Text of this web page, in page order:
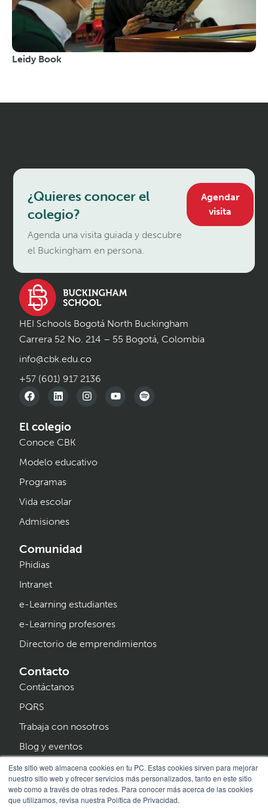
Este sitio web almacena cookies en tu PC. Estas cookies sirven para mejorar
nuestro sitio web y ofrecer servicios más personalizados, tanto en este sitio
web como a través de otras redes. Para conocer más acerca de las cookies
que utilizamos, revisa nuestra Política de Privacidad.
Leidy Book
¿Quieres conocer el
colegio?
Agenda una visita guiada y descubre
el Buckingham en persona.
Agendar
visita
HEI Schools Bogotá North Buckingham
Carrera 52 No. 214 – 55 Bogotá, Colombia
info@cbk.edu.co
+57 (601) 917 2136
El colegio
Conoce CBK
Modelo educativo
Programas
Vida escolar
Admisiones
Comunidad
Phidias
Intranet
e-Learning estudiantes
e-Learning profesores
Directorio de emprendimientos
Contacto
Contáctanos
PQRS
Trabaja con nosotros
Blog y eventos
Programa Creer